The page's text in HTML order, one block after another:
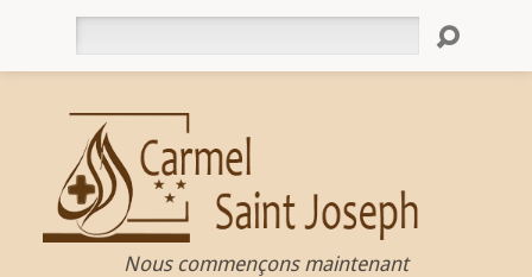
Nous commençons maintenant